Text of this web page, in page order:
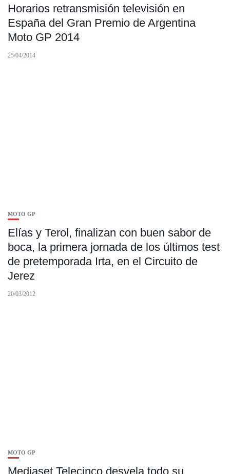
Horarios retransmisión televisión en
España del Gran Premio de Argentina
Moto GP 2014
25/04/2014
MOTO GP
Elías y Terol, finalizan con buen sabor de
boca, la primera jornada de los últimos test
de pretemporada Irta, en el Circuito de
Jerez
20/03/2012
MOTO GP
Mediaset Telecinco desvela todo su